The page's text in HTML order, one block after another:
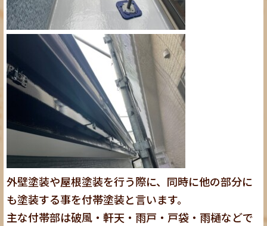
外壁塗装や屋根塗装を行う際に、同時に他の部分に
も塗装する事を付帯塗装と言います。
主な付帯部は破風・軒天・雨戸・戸袋・雨樋などで